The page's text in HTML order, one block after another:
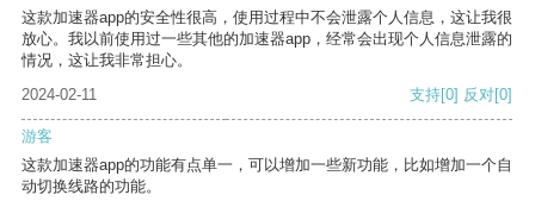
这款加速器app的安全性很高，使用过程中不会泄露个人信息，这让我很
放心。我以前使用过一些其他的加速器app，经常会出现个人信息泄露的
情况，这让我非常担心。
2024-02-11
支持[0] 反对[0]
游客
这款加速器app的功能有点单一，可以增加一些新功能，比如增加一个自
动切换线路的功能。